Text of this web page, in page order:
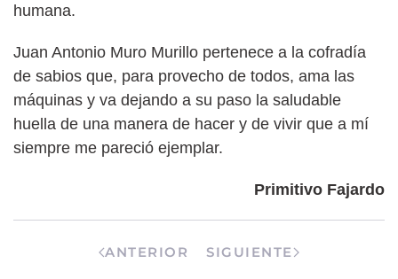
humana.
Juan Antonio Muro Murillo pertenece a la cofradía
de sabios que, para provecho de todos, ama las
máquinas y va dejando a su paso la saludable
huella de una manera de hacer y de vivir que a mí
siempre me pareció ejemplar.
Primitivo Fajardo
ANTERIOR SIGUIENTE